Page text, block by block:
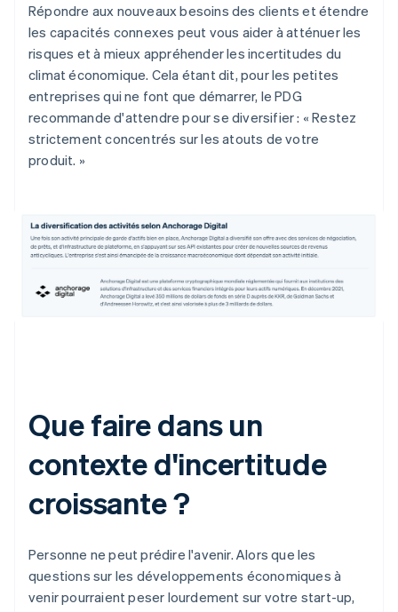
Répondre aux nouveaux besoins des clients et étendre
les capacités connexes peut vous aider à atténuer les
risques et à mieux appréhender les incertitudes du
climat économique. Cela étant dit, pour les petites
entreprises qui ne font que démarrer, le PDG
recommande d'attendre pour se diversifier : « Restez
strictement concentrés sur les atouts de votre
produit. »
Que faire dans un
contexte d'incertitude
croissante ?
Personne ne peut prédire l'avenir. Alors que les
questions sur les développements économiques à
venir pourraient peser lourdement sur votre start-up,